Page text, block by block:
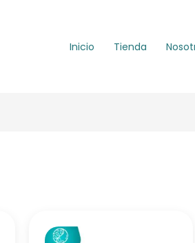
Inicio Tienda